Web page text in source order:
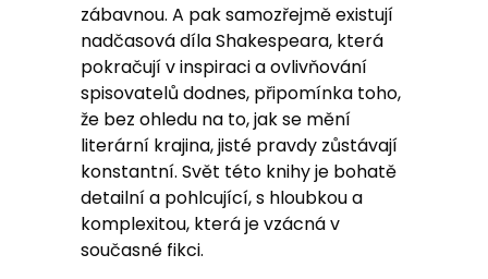
zábavnou. A pak samozřejmě existují
nadčasová díla Shakespeara, která
pokračují v inspiraci a ovlivňování
spisovatelů dodnes, připomínka toho,
že bez ohledu na to, jak se mění
literární krajina, jisté pravdy zůstávají
konstantní. Svět této knihy je bohatě
detailní a pohlcující, s hloubkou a
komplexitou, která je vzácná v
současné fikci.